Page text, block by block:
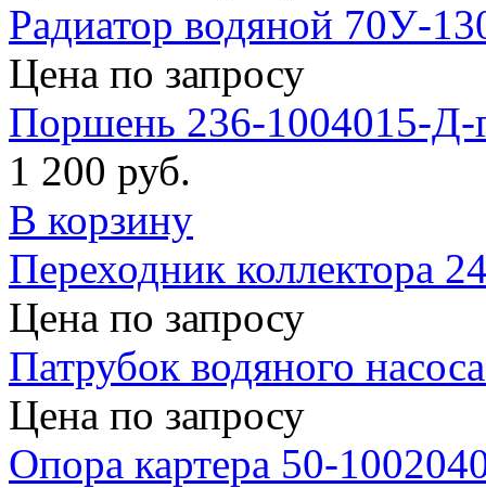
Радиатор водяной 70У-
Цена по запросу
Поршень 236-1004015-Д-
1 200 руб.
В корзину
Переходник коллектора
Цена по запросу
Патрубок водяного
Цена по запросу
Опора картера 50-